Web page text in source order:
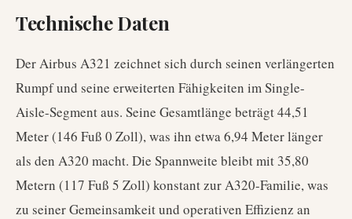
Technische Daten
Der Airbus A321 zeichnet sich durch seinen verlängerten
Rumpf und seine erweiterten Fähigkeiten im Single-
Aisle-Segment aus. Seine Gesamtlänge beträgt 44,51
Meter (146 Fuß 0 Zoll), was ihn etwa 6,94 Meter länger
als den A320 macht. Die Spannweite bleibt mit 35,80
Metern (117 Fuß 5 Zoll) konstant zur A320-Familie, was
zu seiner Gemeinsamkeit und operativen Effizienz an